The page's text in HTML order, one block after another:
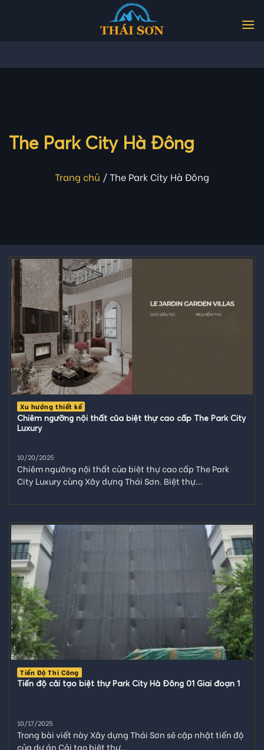
The Park City Hà Đông
Trang chủ /The Park City Hà Đông
Xu hướng thiết kế
Chiêm ngưỡng nội thất của biệt thự cao cấp The Park City
Luxury
10/20/2025
Chiêm ngưỡng nội thất của biệt thự cao cấp The Park
City Luxury cùng Xây dựng Thái Sơn. Biệt thự...
Tiến Độ Thi Công
Tiến độ cải tạo biệt thự Park City Hà Đông 01 Giai đoạn 1
10/17/2025
Trong bài viết này Xây dựng Thái Sơn sẽ cập nhật tiến độ
của dự án Cải tạo biệt thự...